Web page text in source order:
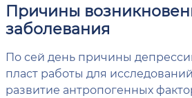
Причины
заболевания
По сей день причины
пласт работы для
развитие антропогенных